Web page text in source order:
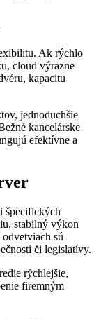
Ak rýchlo
cloud výrazne
kapacitu
jednoduchšie
kancelárske
efektívne a
špecifických
stabilný výkon
sú
či legislatívy.
rýchlejšie,
firemným